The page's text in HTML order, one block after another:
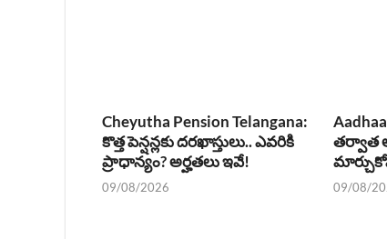
Cheyutha Pension Telangana:
కొత్త పెన్షన్లకు దరఖాస్తులు.. ఎవరికి
ప్రాధాన్యం? అర్హతలు ఇవే!
09/08/2026
తర్వాత
09/08/